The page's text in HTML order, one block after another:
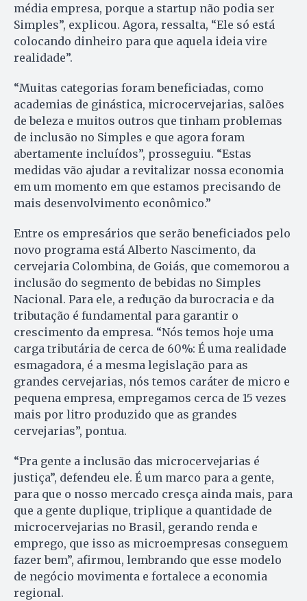
média empresa, porque a startup não podia ser
Simples”, explicou. Agora, ressalta, “Ele só está
colocando dinheiro para que aquela ideia vire
realidade”.
“Muitas categorias foram beneficiadas, como
academias de ginástica, microcervejarias, salões
de beleza e muitos outros que tinham problemas
de inclusão no Simples e que agora foram
abertamente incluídos”, prosseguiu. “Estas
medidas vão ajudar a revitalizar nossa economia
em um momento em que estamos precisando de
mais desenvolvimento econômico.”
Entre os empresários que serão beneficiados pelo
novo programa está Alberto Nascimento, da
cervejaria Colombina, de Goiás, que comemorou a
inclusão do segmento de bebidas no Simples
Nacional. Para ele, a redução da burocracia e da
tributação é fundamental para garantir o
crescimento da empresa. “Nós temos hoje uma
carga tributária de cerca de 60%: É uma realidade
esmagadora, é a mesma legislação para as
grandes cervejarias, nós temos caráter de micro e
pequena empresa, empregamos cerca de 15 vezes
mais por litro produzido que as grandes
cervejarias”, pontua.
“Pra gente a inclusão das microcervejarias é
justiça”, defendeu ele. É um marco para a gente,
para que o nosso mercado cresça ainda mais, para
que a gente duplique, triplique a quantidade de
microcervejarias no Brasil, gerando renda e
emprego, que isso as microempresas conseguem
fazer bem”, afirmou, lembrando que esse modelo
de negócio movimenta e fortalece a economia
regional.